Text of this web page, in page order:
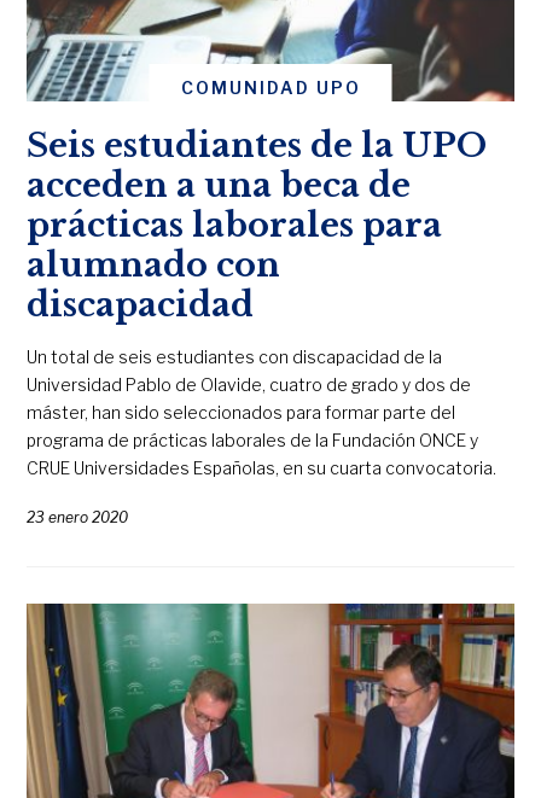
COMUNIDAD UPO
Seis estudiantes de la UPO
acceden a una beca de
prácticas laborales para
alumnado con
discapacidad
Un total de seis estudiantes con discapacidad de la
Universidad Pablo de Olavide, cuatro de grado y dos de
máster, han sido seleccionados para formar parte del
programa de prácticas laborales de la Fundación ONCE y
CRUE Universidades Españolas, en su cuarta convocatoria.
23 enero 2020